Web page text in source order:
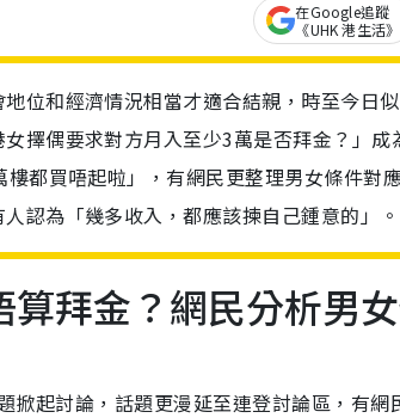
在Google追蹤
《UHK 港生活》
位和經濟情況相當才適合結親，時至今日
擇偶要求對方月入至少3萬是否拜金？」成
都買唔起啦」，有網民更整理男女條件對
認為「幾多收入，都應該揀自己鍾意的」。
拜金？網民分析男
起討論，話題更漫延至連登討論區，有網